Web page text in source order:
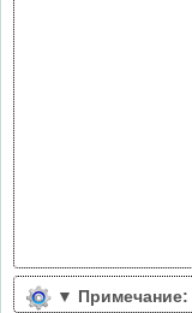
▼ Примечание: